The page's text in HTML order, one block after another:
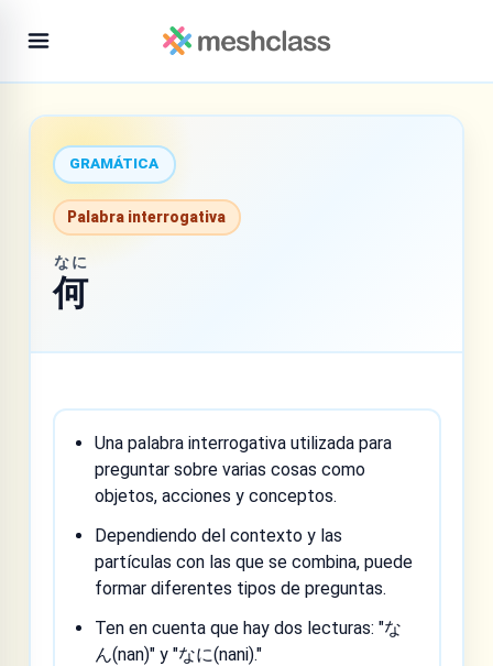
GRAMÁTICA
Palabra interrogativa
何
なに
Una palabra interrogativa utilizada para
preguntar sobre varias cosas como
objetos, acciones y conceptos.
Dependiendo del contexto y las
partículas con las que se combina, puede
formar diferentes tipos de preguntas.
Ten en cuenta que hay dos lecturas: "な
ん(nan)" y "なに(nani)."